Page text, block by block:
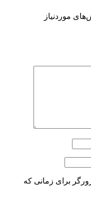
موردنیاز
برای زمانی که